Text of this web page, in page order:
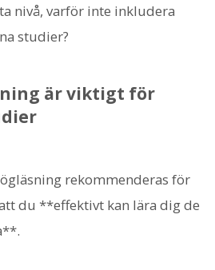
nivå, varför inte inkludera
studier?
är viktigt för
rekommenderas för
du **effektivt kan lära dig de